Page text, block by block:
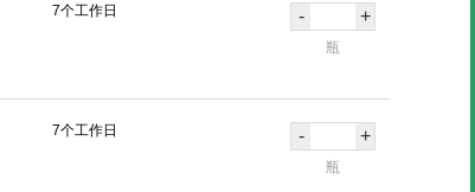
7个工作日 - +
瓶
7个工作日 - +
瓶